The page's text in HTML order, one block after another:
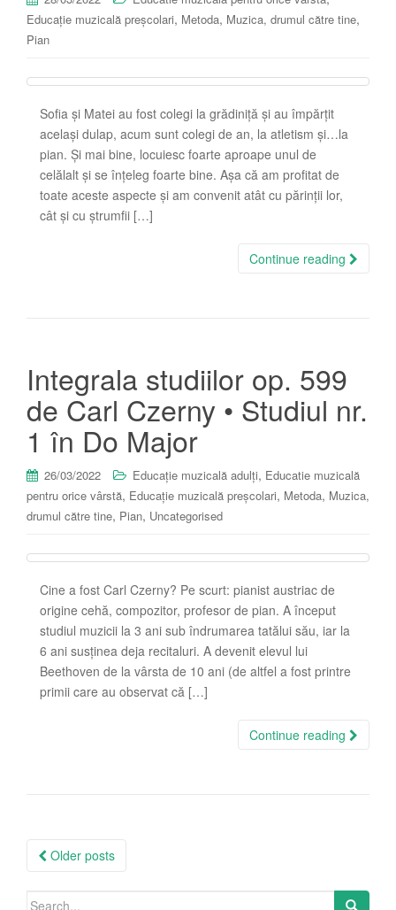
Educație muzicală preșcolari, Metoda, Muzica, drumul către tine,
Pian
Sofia și Matei au fost colegi la grădiniță și au împărțit
același dulap, acum sunt colegi de an, la atletism și…la
pian. Și mai bine, locuiesc foarte aproape unul de
celălalt și se înțeleg foarte bine. Așa că am profitat de
toate aceste aspecte și am convenit atât cu părinții lor,
cât și cu ștrumfii […]
Continue reading
Integrala studiilor op. 599
de Carl Czerny • Studiul nr.
1 în Do Major
26/03/2022 Educație muzicală adulți, Educatie muzicală
pentru orice vârstă, Educație muzicală preșcolari, Metoda, Muzica,
drumul către tine, Pian, Uncategorised
Cine a fost Carl Czerny? Pe scurt: pianist austriac de
origine cehă, compozitor, profesor de pian. A început
studiul muzicii la 3 ani sub îndrumarea tatălui său, iar la
6 ani susținea deja recitaluri. A devenit elevul lui
Beethoven de la vârsta de 10 ani (de altfel a fost printre
primii care au observat că […]
Continue reading
Posts
Older posts
Search